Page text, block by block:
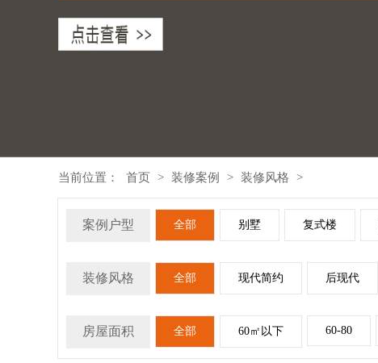
当前位置： 首页 > 装修案例 > 装修风格 >
案例户型 全部 别墅 复式楼
装修风格 全部 现代简约 后现代
房屋面积 全部 60㎡以下 60-80